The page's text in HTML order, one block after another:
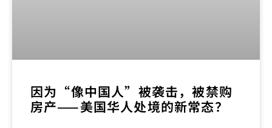
因为“像中国人”被袭击，被禁购
房产——美国华人处境的新常态？